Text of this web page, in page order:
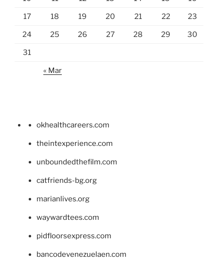
17 18 19 20 21 22 23
24 25 26 27 28 29 30
31
« Mar
okhealthcareers.com
theintexperience.com
unboundedthefilm.com
catfriends-bg.org
marianlives.org
waywardtees.com
pidfloorsexpress.com
bancodevenezuelaen.com